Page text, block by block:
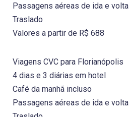
Passagens aéreas de ida e volta
Traslado
Valores a partir de R$ 688
Viagens CVC para Florianópolis
4 dias e 3 diárias em hotel
Café da manhã incluso
Passagens aéreas de ida e volta